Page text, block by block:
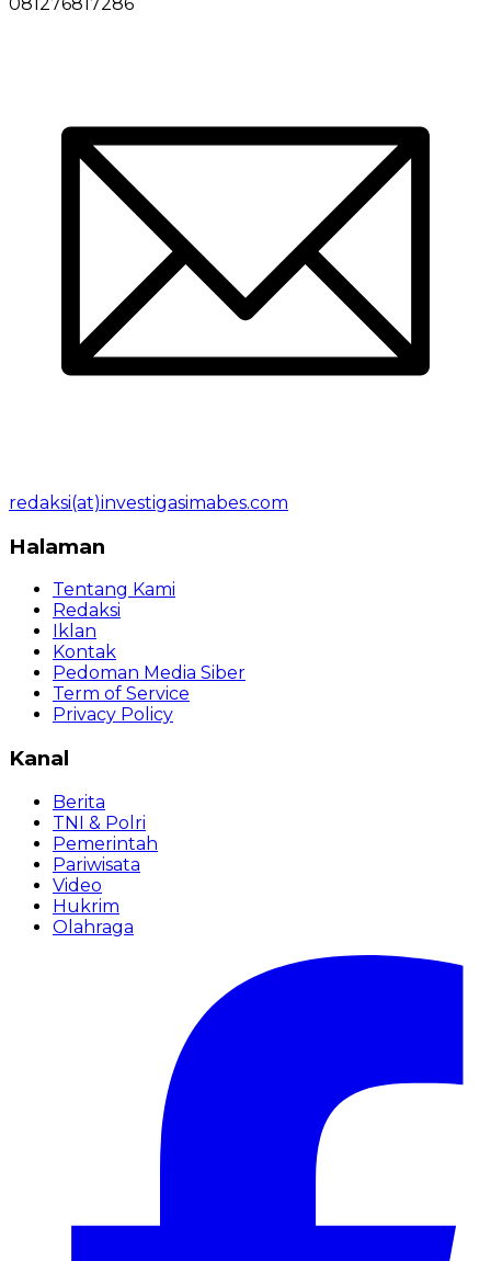
redaksi(at)investigasimabes.com
Halaman
Tentang Kami
Redaksi
Iklan
Kontak
Pedoman Media Siber
Term of Service
Privacy Policy
Kanal
Berita
TNI & Polri
Pemerintah
Pariwisata
Video
Hukrim
Olahraga